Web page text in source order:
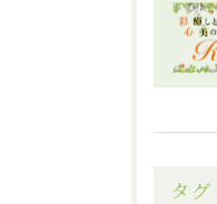
タグ